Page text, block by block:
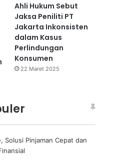
Ahli Hukum Sebut
Jaksa Peniliti PT
Jakarta Inkonsisten
dalam Kasus
Perlindungan
Konsumen
22 Maret 2025
Solusi Pinjaman Cepat dan